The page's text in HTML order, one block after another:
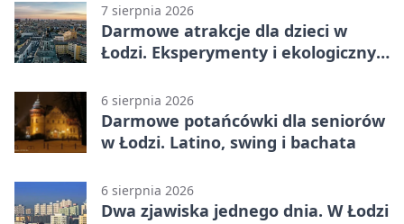
7 sierpnia 2026
Darmowe atrakcje dla dzieci w
Łodzi. Eksperymenty i ekologiczny
6 sierpnia 2026
Darmowe potańcówki dla seniorów
w Łodzi. Latino, swing i bachata
6 sierpnia 2026
Dwa zjawiska jednego dnia. W Łodzi